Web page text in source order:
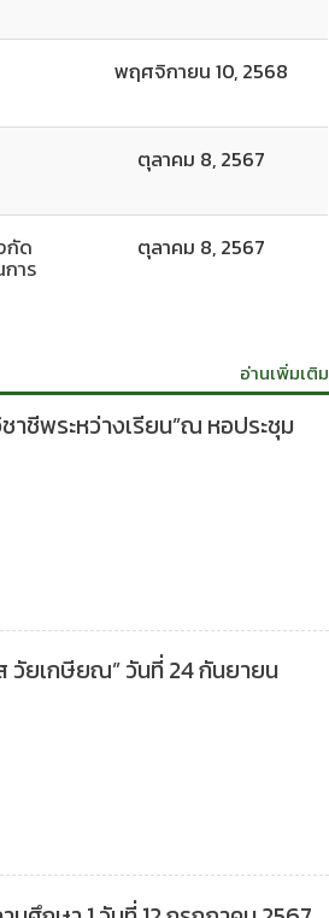
พฤศจิกายน 10, 2568
ตุลาคม 8, 2567
กัด
าร
ตุลาคม 8, 2567
อ่านเพิ่มเติม
าชีพระหว่างเรียน”ณ หอประชุม
วัยเกษียณ” วันที่ 24 กันยายน